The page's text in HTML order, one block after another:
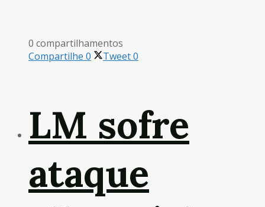
0 compartilhamentos
Compartilhe 0 Tweet0
LM sofre
ataque